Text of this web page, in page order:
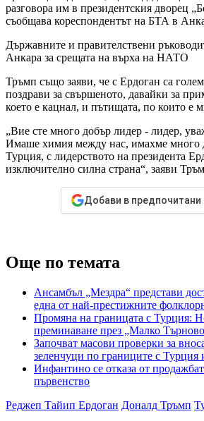
разговора им в президентския дворец
съобщава кореспондентът на БТА в
Държавните и правителствени
Анкара за срещата на върха на НАТО
Тръмп също заяви, че с Ердоган са
поздрави за свършеното, давайки за
което е кацнал, и пътищата, по които е
„Вие сте много добър лидер - лидер,
Имаше химия между нас, имахме много
Турция, с лидерството на президента
изключително силна страна“, заяви
Добави в предпочитани
Още по темата
Ансамбъл „Мездра“ представи
една от най-престижните
Промяна на границата с Турция:
преминаване през „Малко
Започват масови проверки за
зеленчуци по границите с
Инфантино се отказа от
първенство
Реджеп Тайип Ердоган Доналд Тръмп